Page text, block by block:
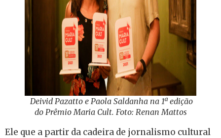
Deivid Pazatto e Paola Saldanha na 1ª edição
do Prêmio Maria Cult. Foto: Renan Mattos
Ele que a partir da cadeira de jornalismo cultural